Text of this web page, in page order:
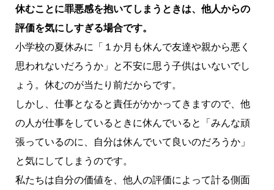
休むことに罪悪感を抱いてしまうときは、他人からの
評価を気にしすぎる場合です。
小学校の夏休みに「１か月も休んで友達や親から悪く
思われないだろうか」と不安に思う子供はいないでし
ょう。休むのが当たり前だからです。
しかし、仕事となると責任がかかってきますので、他
の人が仕事をしているときに休んでいると「みんな頑
張っているのに、自分は休んでいて良いのだろうか」
と気にしてしまうのです。
私たちは自分の価値を、他人の評価によって計る側面